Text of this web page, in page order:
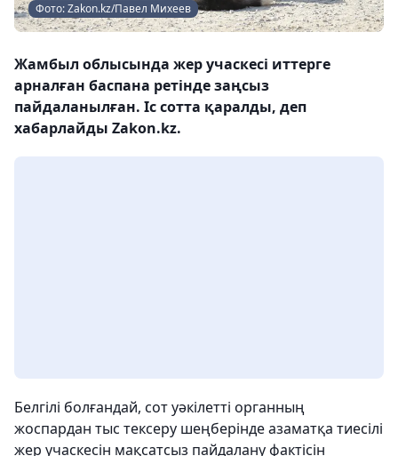
Фото: Zakon.kz/Павел Михеев
Жамбыл облысында жер учаскесі иттерге
арналған баспана ретінде заңсыз
пайдаланылған. Іс сотта қаралды, деп
хабарлайды Zakon.kz.
Белгілі болғандай, сот уәкілетті органның
жоспардан тыс тексеру шеңберінде азаматқа тиесілі
жер учаскесін мақсатсыз пайдалану фактісін